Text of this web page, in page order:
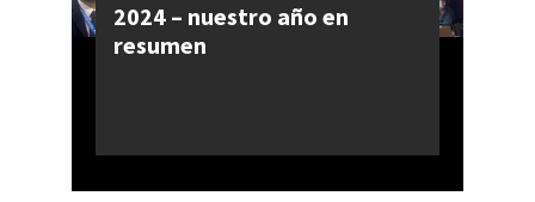
2024 – nuestro año en
resumen